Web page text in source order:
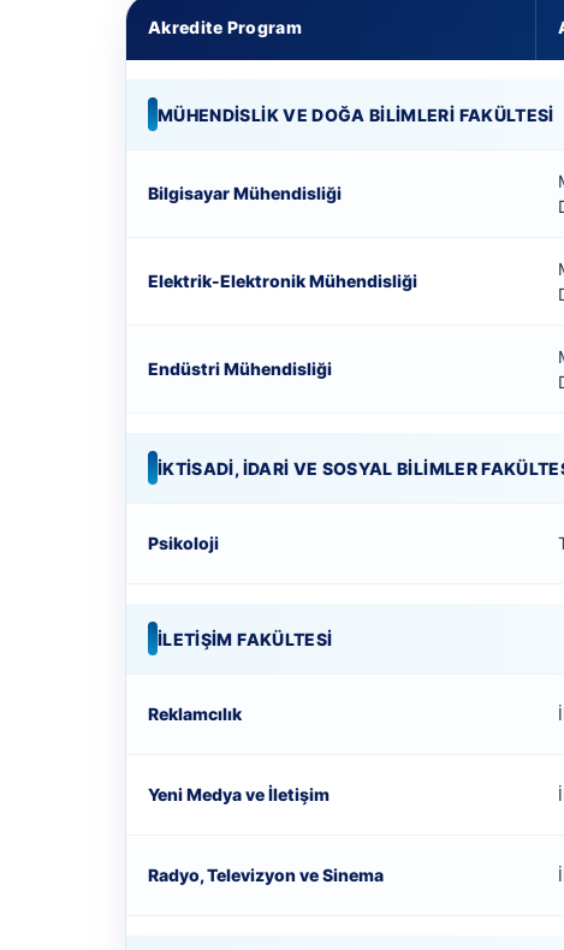
Akredite Program
MÜHENDISLIK VE DOĞA BILIMLERI FAKÜLTESI
Bilgisayar Mühendisliği
Elektrik-Elektronik Mühendisliği
Endüstri Mühendisliği
İKTISADI, İDARI VE SOSYAL BILIMLER
Psikoloji
İLETIŞIM FAKÜLTESI
Reklamcılık
Yeni Medya ve İletişim
Radyo, Televizyon ve Sinema